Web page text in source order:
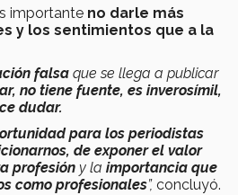
importante no darle más
y los sentimientos que a la
falsa que se llega a publicar
no tiene fuente, es inverosímil,
dudar.
para los periodistas
de exponer el valor
profesión y la importancia que
como profesionales”, concluyó.